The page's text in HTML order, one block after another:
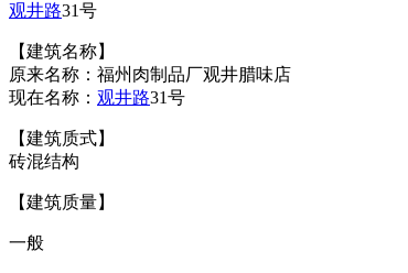
观井路31号
【建筑名称】
原来名称：福州肉制品厂观井腊味店
现在名称： 观井路31号
【建筑质式】
砖混结构
【建筑质量】
一般